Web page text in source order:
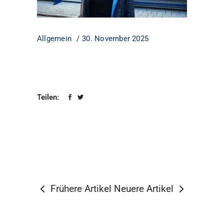
Allgemein 30. November 2025
Teilen:
Frühere Artikel Neuere Artikel